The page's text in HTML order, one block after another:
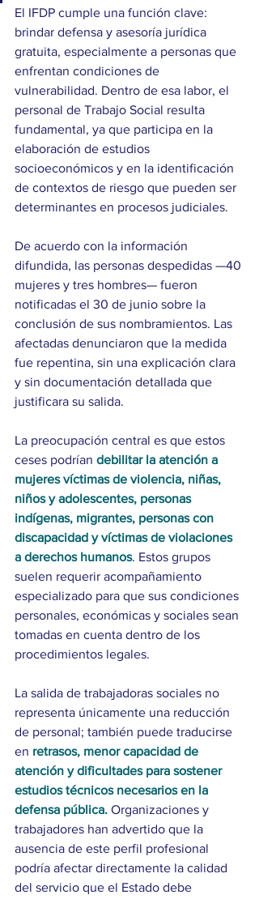
El IFDP cumple una función clave:
brindar defensa y asesoría jurídica
gratuita, especialmente a personas que
enfrentan condiciones de
vulnerabilidad. Dentro de esa labor, el
personal de Trabajo Social resulta
fundamental, ya que participa en la
elaboración de estudios
socioeconómicos y en la identificación
de contextos de riesgo que pueden ser
determinantes en procesos judiciales.
De acuerdo con la información
difundida, las personas despedidas —40
mujeres y tres hombres— fueron
notificadas el 30 de junio sobre la
conclusión de sus nombramientos. Las
afectadas denunciaron que la medida
fue repentina, sin una explicación clara
y sin documentación detallada que
justificara su salida.
La preocupación central es que estos
ceses podrían debilitar la atención a
mujeres víctimas de violencia, niñas,
niños y adolescentes, personas
indígenas, migrantes, personas con
discapacidad y víctimas de violaciones
a derechos humanos. Estos grupos
suelen requerir acompañamiento
especializado para que sus condiciones
personales, económicas y sociales sean
tomadas en cuenta dentro de los
procedimientos legales.
La salida de trabajadoras sociales no
representa únicamente una reducción
de personal; también puede traducirse
en retrasos, menor capacidad de
atención y dificultades para sostener
estudios técnicos necesarios en la
defensa pública. Organizaciones y
trabajadores han advertido que la
ausencia de este perfil profesional
podría afectar directamente la calidad
del servicio que el Estado debe